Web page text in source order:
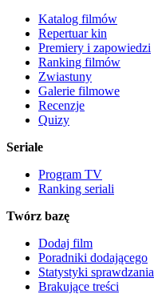
Katalog filmów
Repertuar kin
Premiery i zapowiedzi
Ranking filmów
Zwiastuny
Galerie filmowe
Recenzje
Quizy
Seriale
Program TV
Ranking seriali
Twórz bazę
Dodaj film
Poradniki dodającego
Statystyki sprawdzania
Brakujące treści